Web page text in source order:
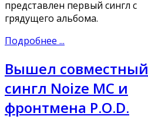
представлен первый сингл с
грядущего альбома.
Подробнее ...
Вышел совместный
сингл Noize MC и
фронтмена P.O.D.